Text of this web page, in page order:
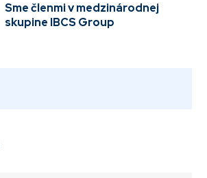
Sme členmi v medzinárodnej
skupine IBCS Group